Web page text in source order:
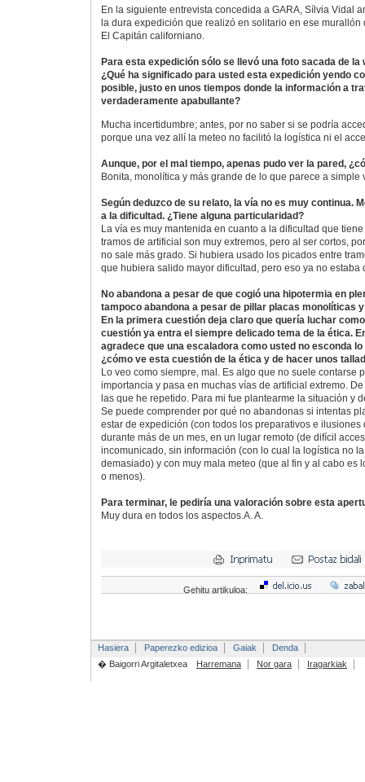
En la siguiente entrevista concedida a GARA, Sílvia Vidal
la dura expedición que realizó en solitario en ese murallón
El Capitán californiano.
Para esta expedición sólo se llevó una foto sacada de la
¿Qué ha significado para usted esta expedición yendo
posible, justo en unos tiempos donde la información a
verdaderamente apabullante?
Mucha incertidumbre; antes, por no saber si se podría
porque una vez allí la meteo no facilitó la logística ni el
Aunque, por el mal tiempo, apenas pudo ver la pared,
Bonita, monolítica y más grande de lo que parece a simple
Según deduzco de su relato, la vía no es muy continua.
a la dificultad. ¿Tiene alguna particularidad?
La vía es muy mantenida en cuanto a la dificultad que
tramos de artificial son muy extremos, pero al ser cortos,
no sale más grado. Si hubiera usado los picados entre
que hubiera salido mayor dificultad, pero eso ya no estaba
No abandona a pesar de que cogió una hipotermia en
tampoco abandona a pesar de pillar placas monolíticas
En la primera cuestión deja claro que quería luchar
cuestión ya entra el siempre delicado tema de la ética.
agradece que una escaladora como usted no esconda lo
¿cómo ve esta cuestión de la ética y de hacer unos
Lo veo como siempre, mal. Es algo que no suele contarse
importancia y pasa en muchas vías de artificial extremo.
las que he repetido. Para mi fue plantearme la situación y
Se puede comprender por qué no abandonas si intentas
estar de expedición (con todos los preparativos e ilusiones
durante más de un mes, en un lugar remoto (de difícil
incomunicado, sin información (con lo cual la logística no
demasiado) y con muy mala meteo (que al fin y al cabo es
o menos).
Para terminar, le pediría una valoración sobre esta
Muy dura en todos los aspectos.A. A.
Gehitu artikuloa:
Hasiera Paperezko edizioa Gaiak
Denda
� Baigorri Argitaletxea
Harremana Nor gara Iragarkiak